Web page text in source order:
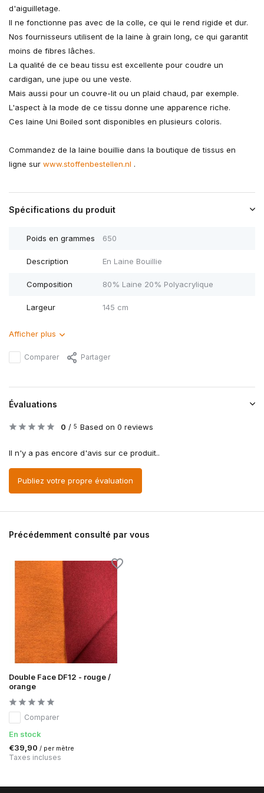
d'aiguilletage.
Il ne fonctionne pas avec de la colle, ce qui le rend rigide et dur.
Nos fournisseurs utilisent de la laine à grain long, ce qui garantit
moins de fibres lâches.
La qualité de ce beau tissu est excellente pour coudre un
cardigan, une jupe ou une veste.
Mais aussi pour un couvre-lit ou un plaid chaud, par exemple.
L'aspect à la mode de ce tissu donne une apparence riche.
Ces laine Uni Boiled sont disponibles en plusieurs coloris.
Commandez de la laine bouillie dans la boutique de tissus en
ligne sur www.stoffenbestellen.nl .
Spécifications du produit
Poids en grammes 650
Description En Laine Bouillie
Composition 80% Laine 20% Polyacrylique
Largeur 145 cm
Afficher plus
Comparer Partager
Évaluations
0 / 5 Based on 0 reviews
Il n'y a pas encore d'avis sur ce produit..
Publiez votre propre évaluation
Précédemment consulté par vous
Double Face DF12 - rouge /
orange
Comparer
En stock
€39,90 / per mètre
Taxes incluses